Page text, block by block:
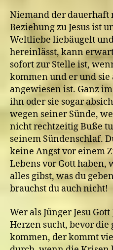
Niemand der dauerhaft
Beziehung zu Jesus ist
Weltliebe liebäugelt
hereinlässt, kann
sofort zur Stelle ist,
kommen und er und
angewiesen ist. Ganz
ihn oder sie sogar
wegen seiner Sünde,
nicht rechtzeitig Buße
seinem Sündenschlaf.
keine Angst vor einem
Lebens vor Gott haben,
alles gibst, was du
brauchst du auch nicht!
Wer als Jünger Jesu
Herzen sucht, bevor
kommen, der kommt